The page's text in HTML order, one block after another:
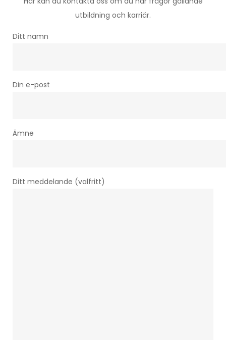
utbildning och karriär.
Ditt namn
Din e-post
Ämne
Ditt meddelande (valfritt)